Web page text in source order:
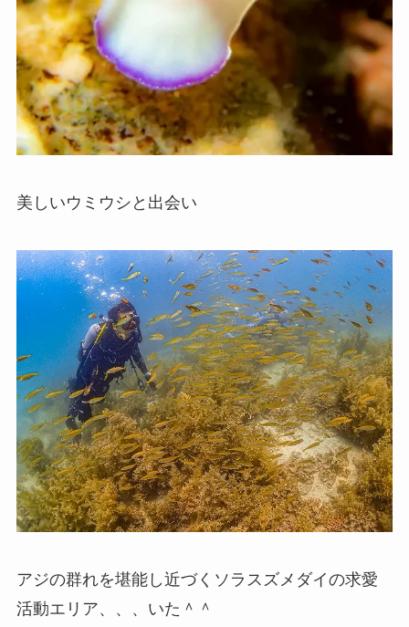
美しいウミウシと出会い
アジの群れを堪能し近づくソラスズメダイの求愛
活動エリア、、、いた＾＾